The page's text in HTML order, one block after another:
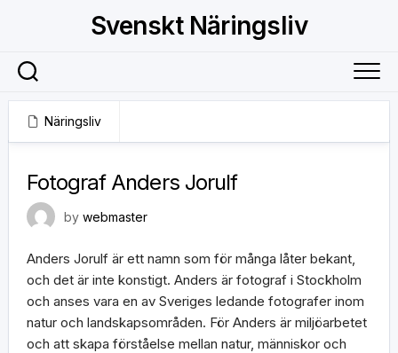
Svenskt Näringsliv
Näringsliv
Fotograf Anders Jorulf
by webmaster
Anders Jorulf är ett namn som för många låter bekant,
och det är inte konstigt. Anders är fotograf i Stockholm
och anses vara en av Sveriges ledande fotografer inom
natur och landskapsområden. För Anders är miljöarbetet
och att skapa förståelse mellan natur, människor och